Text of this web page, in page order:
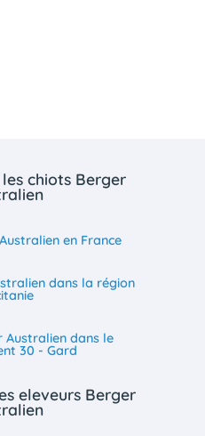
chiots Berger
en France
dans la région
Australien dans le
30 - Gard
eleveurs Berger